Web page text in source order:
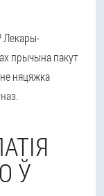
прычына пакут
няцяжка
Ў